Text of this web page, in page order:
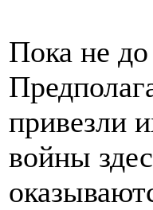
Пока не
привезли
войны